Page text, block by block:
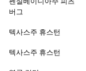
버그
텍사스주 휴스턴
텍사스주 휴스턴